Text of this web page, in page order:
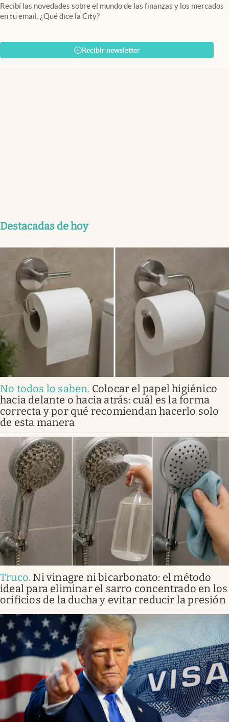
Recibí las novedades sobre el mundo de las finanzas y los mercados
en tu email. ¿Qué dice la City?
Recibir newsletter
Destacadas de hoy
No todos lo saben. Colocar el papel higiénico
hacia delante o hacia atrás: cuál es la forma
correcta y por qué recomiendan hacerlo solo
de esta manera
Truco. Ni vinagre ni bicarbonato: el método
ideal para eliminar el sarro concentrado en los
orificios de la ducha y evitar reducir la presión